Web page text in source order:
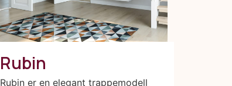
Rubin
Rubin er en elegant trappemodell